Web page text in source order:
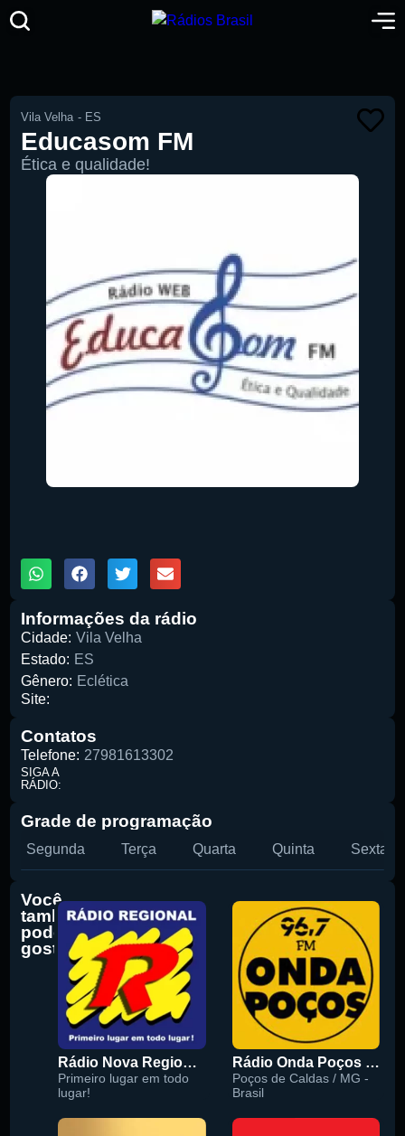
Vila Velha - ES
Educasom FM
Ética e qualidade!
Informações da rádio
Cidade: Vila Velha
Estado: ES
Gênero: Eclética
Site:
Contatos
Telefone: 27981613302
SIGA A
RÁDIO:
Grade de programação
Segunda Terça Quarta Quinta Sexta
Você
também
pode
gostar
Rádio Nova Regional 91.5 FM
Primeiro lugar em todo
lugar!
Rádio Onda Poços 96.7 FM
Poços de Caldas / MG -
Brasil